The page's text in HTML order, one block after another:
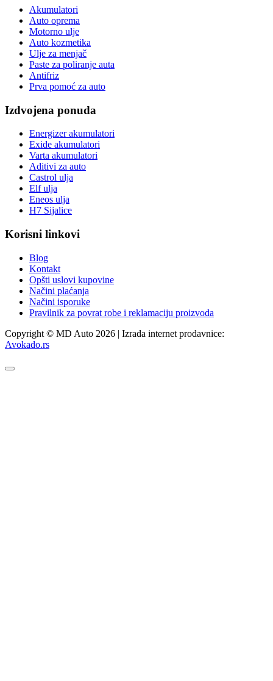
Akumulatori
Auto oprema
Motorno ulje
Auto kozmetika
Ulje za menjač
Paste za poliranje auta
Antifriz
Prva pomoć za auto
Izdvojena ponuda
Energizer akumulatori
Exide akumulatori
Varta akumulatori
Aditivi za auto
Castrol ulja
Elf ulja
Eneos ulja
H7 Sijalice
Korisni linkovi
Blog
Kontakt
Opšti uslovi kupovine
Načini plaćanja
Načini isporuke
Pravilnik za povrat robe i reklamaciju proizvoda
Copyright © MD Auto 2026 | Izrada internet prodavnice:
Avokado.rs